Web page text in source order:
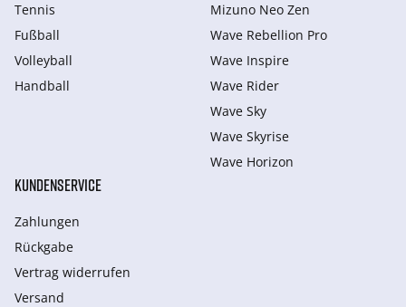
Tennis
Fußball
Volleyball
Handball
Mizuno Neo Zen
Wave Rebellion Pro
Wave Inspire
Wave Rider
Wave Sky
Wave Skyrise
Wave Horizon
KUNDENSERVICE
Zahlungen
Rückgabe
Vertrag widerrufen
Versand